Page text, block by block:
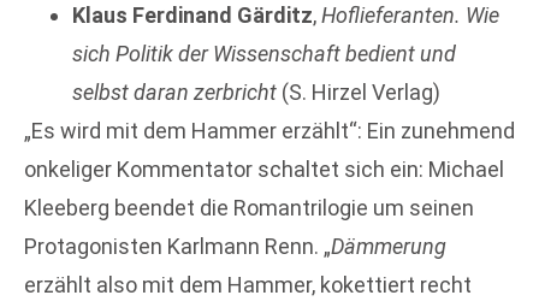
Klaus Ferdinand Gärditz,Hoflieferanten. Wie
sich Politik der Wissenschaft bedient und
selbst daran zerbricht (S. Hirzel Verlag)
„Es wird mit dem Hammer erzählt“: Ein zunehmend
onkeliger Kommentator schaltet sich ein: Michael
Kleeberg beendet die Romantrilogie um seinen
Protagonisten Karlmann Renn. „Dämmerung
erzählt also mit dem Hammer, kokettiert recht